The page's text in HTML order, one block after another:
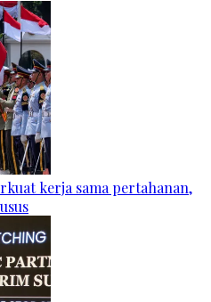
kerja sama pertahanan,